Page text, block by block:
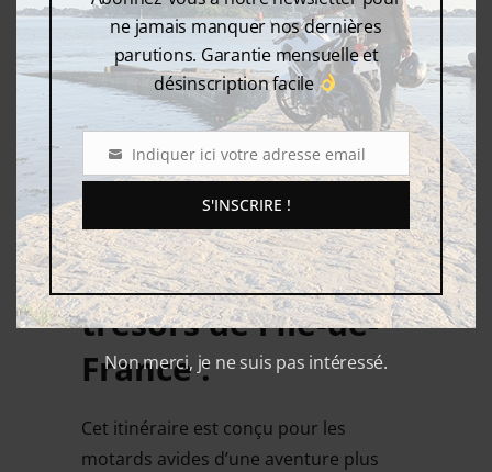
Denis.
La Grande Évasion
– De Paris aux
trésors de l’Île-de-
France :
Cet itinéraire est conçu pour les
motards avides d’une aventure plus
ne jamais manquer nos dernières
parutions. Garantie mensuelle et
désinscription facile
Email Indiquer ici votre adresse email
S'INSCRIRE !
Non merci, je ne suis pas intéressé.